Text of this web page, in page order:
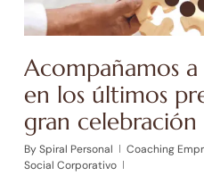
Acompañamos
en los últimos
gran celebración
BySpiral Personal Coaching
Social Corporativo